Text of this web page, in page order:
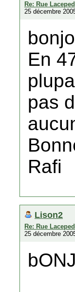
Re: Rue
25 décembre
En
pas
Rafi
Lison2
Re: Rue
25 décembre